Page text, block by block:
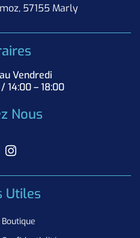
57155 Marly
Vendredi
14:00 – 18:00
Nous
Utiles